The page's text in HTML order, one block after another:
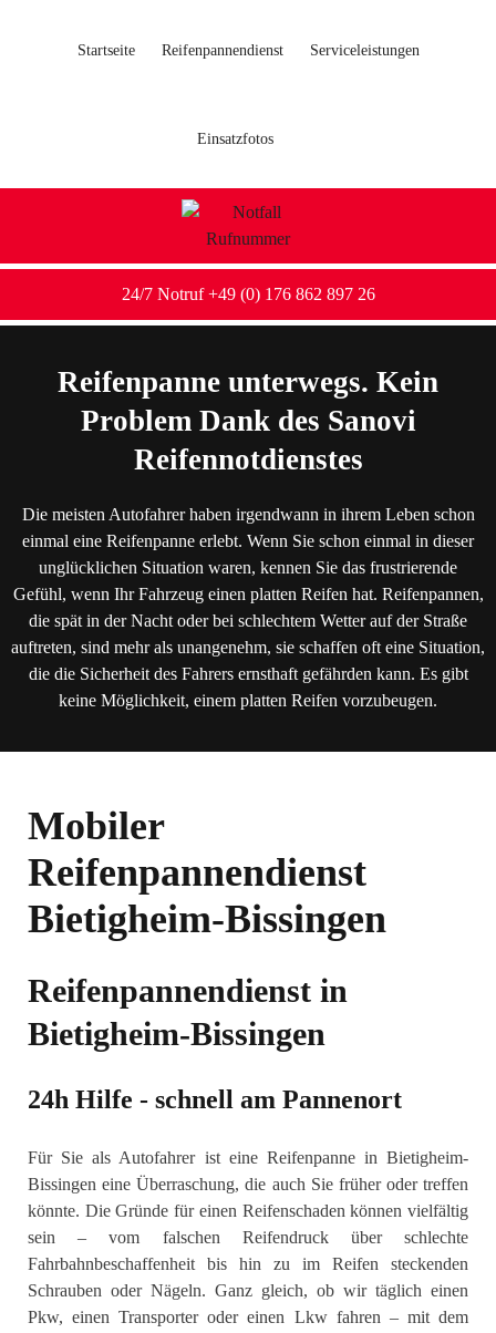
Startseite Reifenpannendienst Serviceleistungen
Einsatzfotos
24/7 Notruf +49 (0) 176 862 897 26
Reifenpanne unterwegs. Kein
Problem Dank des Sanovi
Reifennotdienstes
Die meisten Autofahrer haben irgendwann in ihrem Leben schon
einmal eine Reifenpanne erlebt. Wenn Sie schon einmal in dieser
unglücklichen Situation waren, kennen Sie das frustrierende
Gefühl, wenn Ihr Fahrzeug einen platten Reifen hat. Reifenpannen,
die spät in der Nacht oder bei schlechtem Wetter auf der Straße
auftreten, sind mehr als unangenehm, sie schaffen oft eine Situation,
die die Sicherheit des Fahrers ernsthaft gefährden kann. Es gibt
keine Möglichkeit, einem platten Reifen vorzubeugen.
Mobiler
Reifenpannendienst
Bietigheim-Bissingen
Reifenpannendienst in
Bietigheim-Bissingen
24h Hilfe - schnell am Pannenort
Für Sie als Autofahrer ist eine Reifenpanne in Bietigheim-
Bissingen eine Überraschung, die auch Sie früher oder treffen
könnte. Die Gründe für einen Reifenschaden können vielfältig
sein – vom falschen Reifendruck über schlechte
Fahrbahnbeschaffenheit bis hin zu im Reifen steckenden
Schrauben oder Nägeln. Ganz gleich, ob wir täglich einen
Pkw, einen Transporter oder einen Lkw fahren – mit dem